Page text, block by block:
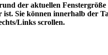
der aktuellen
ist. Sie können innerhalb der
Links scrollen.